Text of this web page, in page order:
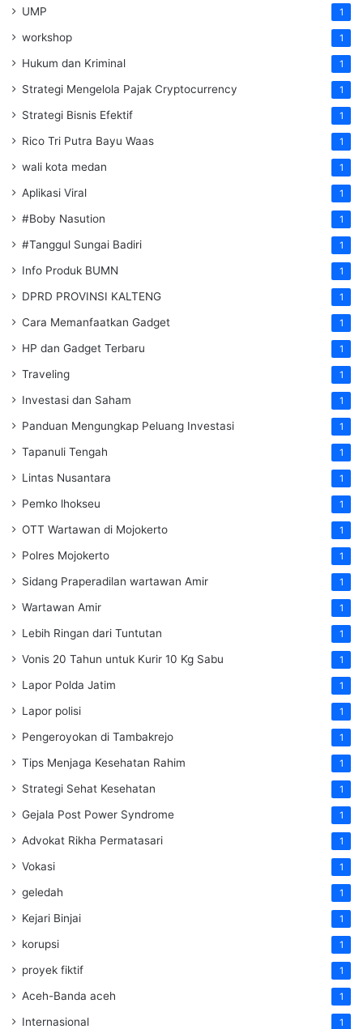
UMP 1
workshop 1
Hukum dan Kriminal 1
Strategi Mengelola Pajak Cryptocurrency 1
Strategi Bisnis Efektif 1
Rico Tri Putra Bayu Waas 1
wali kota medan 1
Aplikasi Viral 1
#Boby Nasution 1
#Tanggul Sungai Badiri 1
Info Produk BUMN 1
DPRD PROVINSI KALTENG 1
Cara Memanfaatkan Gadget 1
HP dan Gadget Terbaru 1
Traveling 1
Investasi dan Saham 1
Panduan Mengungkap Peluang Investasi 1
Tapanuli Tengah 1
Lintas Nusantara 1
Pemko lhokseu 1
OTT Wartawan di Mojokerto 1
Polres Mojokerto 1
Sidang Praperadilan wartawan Amir 1
Wartawan Amir 1
Lebih Ringan dari Tuntutan 1
Vonis 20 Tahun untuk Kurir 10 Kg Sabu 1
Lapor Polda Jatim 1
Lapor polisi 1
Pengeroyokan di Tambakrejo 1
Tips Menjaga Kesehatan Rahim 1
Strategi Sehat Kesehatan 1
Gejala Post Power Syndrome 1
Advokat Rikha Permatasari 1
Vokasi 1
geledah 1
Kejari Binjai 1
korupsi 1
proyek fiktif 1
Aceh-Banda aceh 1
Internasional 1